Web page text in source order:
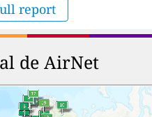
report
de AirNet